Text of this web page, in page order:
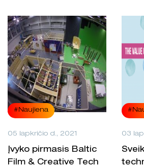
#Naujiena
05 lapkričio d., 2021
Įvyko pirmasis Baltic
Film & Creative Tech
03